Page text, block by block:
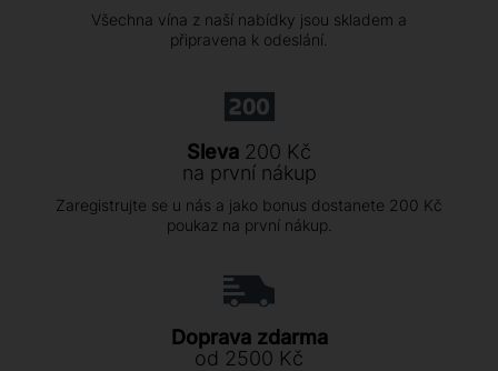
Všechna vína z naší nabídky jsou skladem a
připravena k odeslání.
Sleva 200 Kč
na první nákup
Zaregistrujte se u nás a jako bonus dostanete 200 Kč
poukaz na první nákup.
Doprava zdarma
od 2500 Kč